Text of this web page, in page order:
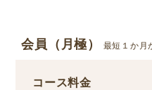
会員（月極） 最短１か月
コース料金